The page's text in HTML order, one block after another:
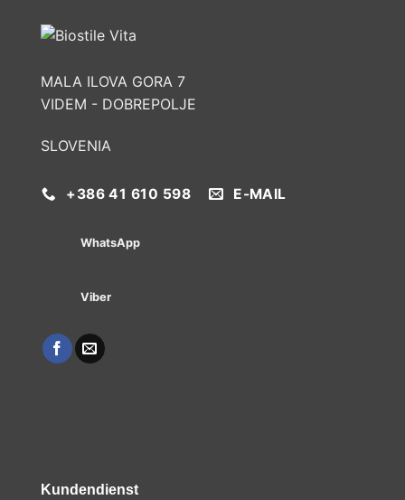
MALA ILOVA GORA 7
VIDEM - DOBREPOLJE
SLOVENIA
+386 41 610 598 E-MAIL
WhatsApp
Viber
Kundendienst